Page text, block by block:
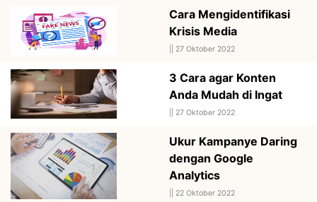
Cara Mengidentifikasi
Krisis Media
27 Oktober 2022
3 Cara agar Konten
Anda Mudah di Ingat
27 Oktober 2022
Ukur Kampanye Daring
dengan Google
Analytics
22 Oktober 2022